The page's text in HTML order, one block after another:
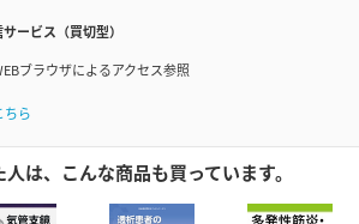
ービス（買切型）
ブラウザによるアクセス参照
ちら
は、こんな商品も買っています。